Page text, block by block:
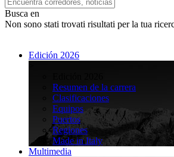
Busca en
Non sono stati trovati risultati per la tua
Edición 2026
Resumen de la carrera
Clasificaciones
Equipos
Puertos
Regiones
Made in Italy
Multimedia